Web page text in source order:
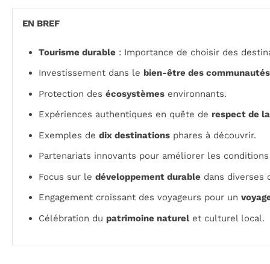
EN BREF
Tourisme durable : Importance de choisir des
Investissement dans le bien-être des
Protection des écosystèmes environnants.
Expériences authentiques en quête de respect de
Exemples de dix destinations phares à découvrir.
Partenariats innovants pour améliorer les
Focus sur le développement durable dans diverses
Engagement croissant des voyageurs pour un
Célébration du patrimoine naturel et culturel local.